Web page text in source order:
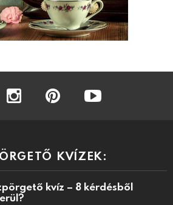
instagram
KVÍZEK:
kvíz – 8 kérdésből